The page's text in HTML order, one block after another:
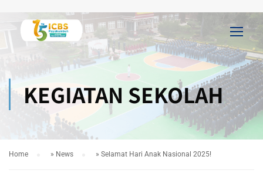
KEGIATAN SEKOLAH
Home » News » Selamat Hari Anak Nasional 2025!